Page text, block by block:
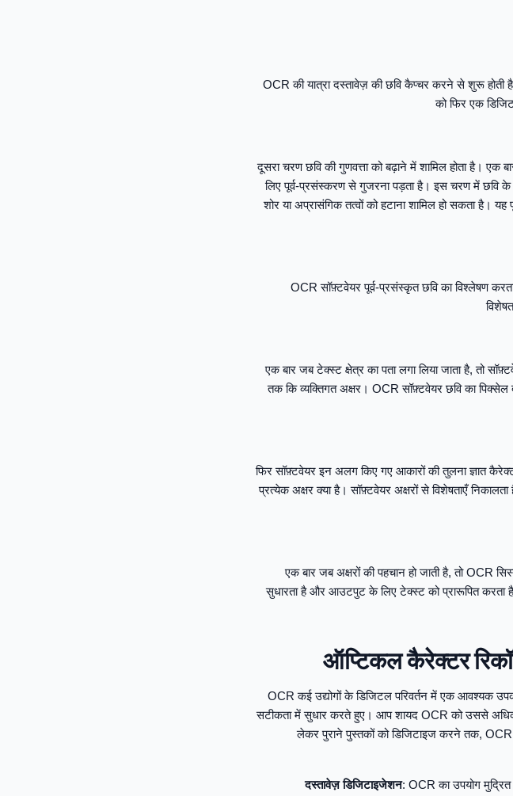
OCR की यात्रा दस्तावेज़ की छवि कैप्चर करने से शुरू
को फिर एक
दूसरा चरण छवि की गुणवत्ता को बढ़ाने में शामिल होता है। एक
लिए पूर्व-प्रसंस्करण से गुजरना पड़ता है। इस चरण में छवि के
शोर या अप्रासंगिक तत्वों को हटाना शामिल हो सकता है।
OCR सॉफ़्टवेयर पूर्व-प्रसंस्कृत छवि का विश्लेषण
एक बार जब टेक्स्ट क्षेत्र का पता लगा लिया जाता है, तो
तक कि व्यक्तिगत अक्षर। OCR सॉफ़्टवेयर छवि का पिक्सेल
फिर सॉफ़्टवेयर इन अलग किए गए आकारों की तुलना ज्ञात
प्रत्येक अक्षर क्या है। सॉफ़्टवेयर अक्षरों से विशेषताएँ
एक बार जब अक्षरों की पहचान हो जाती है, तो OCR
सुधारता है और आउटपुट के लिए टेक्स्ट को प्रारूपित करता
ऑप्टिकल कैरेक्टर
OCR कई उद्योगों के डिजिटल परिवर्तन में एक आवश्यक
सटीकता में सुधार करते हुए। आप शायद OCR को उससे
लेकर पुराने पुस्तकों को डिजिटाइज करने तक, OCR
दस्तावेज़ डिजिटाइजेशन: OCR का उपयोग मुद्रित